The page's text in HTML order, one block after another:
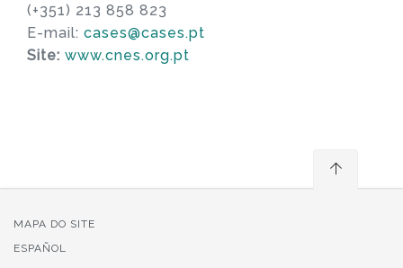
(+351) 213 858 823
E-mail: cases@cases.pt
Site: www.cnes.org.pt
MAPA DO SITE
ESPAÑOL